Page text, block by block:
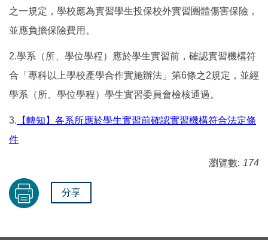
之一規定，學校應為實習學生投保校外實習團體傷害保險，
並應負擔保險費用。
2.學系（所、學位學程）應於學生實習前，確認實習機構符
合「專科以上學校產學合作實施辦法」第6條之2規定，並經
學系（所、學位學程）學生實習委員會檢核通過。
3. 【轉知】各系所應於學生實習前確認實習機構符合法定條
件
瀏覽數: 174
分享